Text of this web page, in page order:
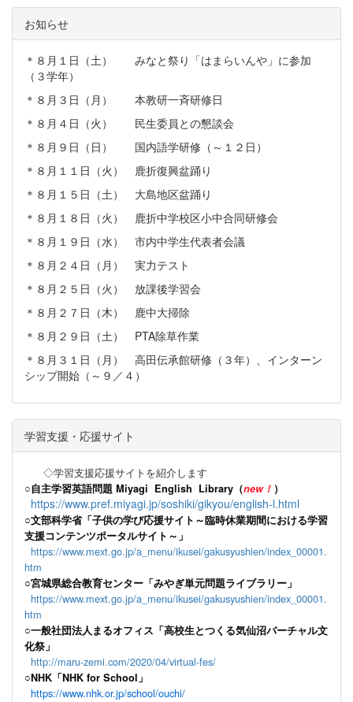
お知らせ
＊８月１日（土） みなと祭り「はまらいんや」に参加
（３学年）
＊８月３日（月） 本教研一斉研修日
＊８月４日（火） 民生委員との懇談会
＊８月９日（日） 国内語学研修（～１２日）
＊８月１１日（火） 鹿折復興盆踊り
＊８月１５日（土） 大島地区盆踊り
＊８月１８日（火） 鹿折中学校区小中合同研修会
＊８月１９日（水） 市内中学生代表者会議
＊８月２４日（月） 実力テスト
＊８月２５日（火） 放課後学習会
＊８月２７日（木） 鹿中大掃除
＊８月２９日（土） PTA除草作業
＊８月３１日（月） 高田伝承館研修（３年）、インターン
シップ開始（～９／４）
学習支援・応援サイト
◇学習支援応援サイトを紹介します
○自主学習英語問題 Miyagi English Library（new！ ）
https://www.pref.miyagi.jp/soshiki/gikyou/english-l.html
○文部科学省「子供の学び応援サイト～臨時休業期間における学習
支援コンテンツポータルサイト～」
https://www.mext.go.jp/a_menu/ikusei/gakusyushien/index_00001.
htm
○宮城県総合教育センター「みやぎ単元問題ライブラリー」
https://www.mext.go.jp/a_menu/ikusei/gakusyushien/index_00001.
htm
○一般社団法人まるオフィス「高校生とつくる気仙沼バーチャル文
化祭」
http://maru-zemi.com/2020/04/virtual-fes/
○NHK「NHK for School」
https://www.nhk.or.jp/school/ouchi/